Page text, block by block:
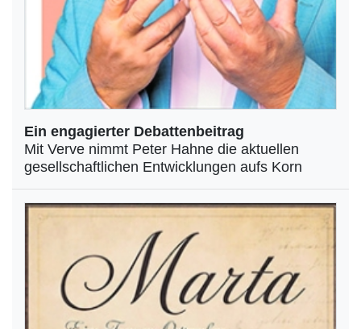
Ein engagierter Debattenbeitrag
Mit Verve nimmt Peter Hahne die aktuellen
gesellschaftlichen Entwicklungen aufs Korn